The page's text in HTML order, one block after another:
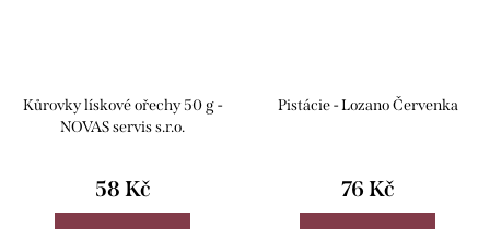
Kůrovky lískové ořechy 50 g -
NOVAS servis s.r.o.
58 Kč
Pistácie - Lozano Červenka
76 Kč